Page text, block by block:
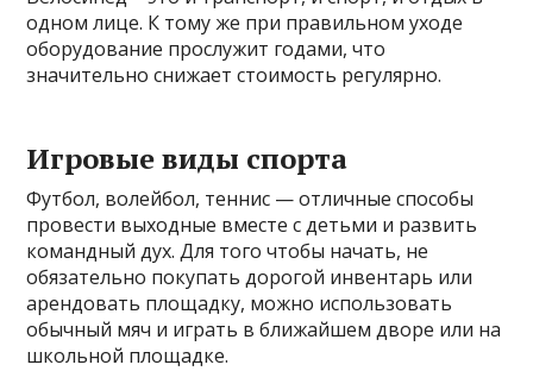
одном лице. К тому же при правильном уходе
оборудование прослужит годами, что
значительно снижает стоимость регулярно.
Игровые виды спорта
Футбол, волейбол, теннис — отличные способы
провести выходные вместе с детьми и развить
командный дух. Для того чтобы начать, не
обязательно покупать дорогой инвентарь или
арендовать площадку, можно использовать
обычный мяч и играть в ближайшем дворе или на
школьной площадке.